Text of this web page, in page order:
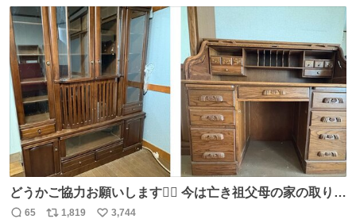
ト
数
数
どうかご協力お願いします🙇‍♂️ 今は亡き祖父母の家の取り壊
しが決まり、どうしても処分して欲しくない食器棚と机の
65 1,819
3,744